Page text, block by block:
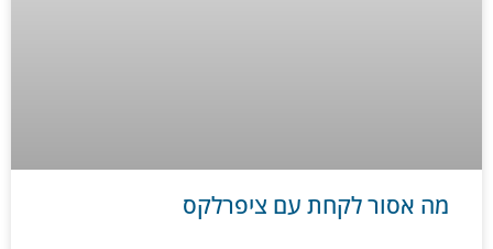
מה אסור לקחת עם ציפרלקס